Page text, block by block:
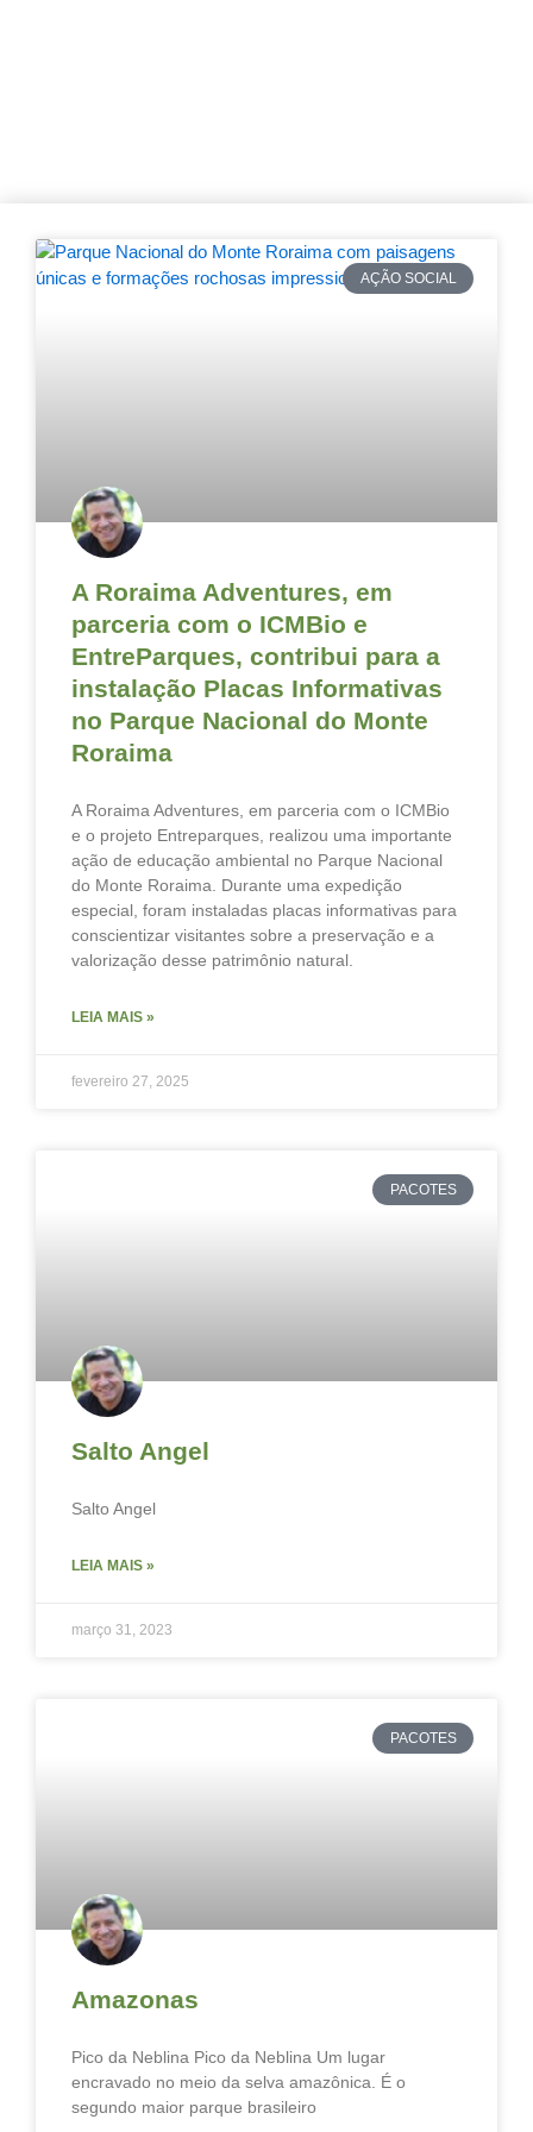
AÇÃO SOCIAL
A Roraima Adventures, em
parceria com o ICMBio e
EntreParques, contribui para a
instalação Placas Informativas
no Parque Nacional do Monte
Roraima
A Roraima Adventures, em parceria com o ICMBio
e o projeto Entreparques, realizou uma importante
ação de educação ambiental no Parque Nacional
do Monte Roraima. Durante uma expedição
especial, foram instaladas placas informativas para
conscientizar visitantes sobre a preservação e a
valorização desse patrimônio natural.
LEIA MAIS »
fevereiro 27, 2025
PACOTES
Salto Angel
Salto Angel
LEIA MAIS »
março 31, 2023
PACOTES
Amazonas
Pico da Neblina Pico da Neblina Um lugar
encravado no meio da selva amazônica. É o
segundo maior parque brasileiro
PáginaPáginaPáginaPáginaPágina
Página